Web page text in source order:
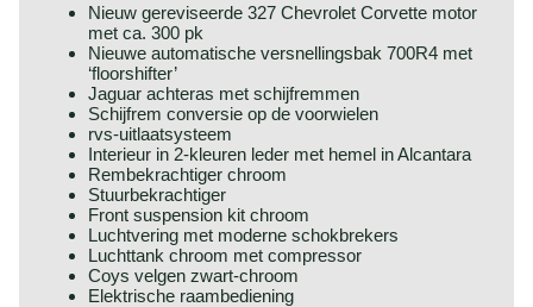
Nieuw gereviseerde 327 Chevrolet Corvette motor
met ca. 300 pk
Nieuwe automatische versnellingsbak 700R4 met
‘floorshifter’
Jaguar achteras met schijfremmen
Schijfrem conversie op de voorwielen
rvs-uitlaatsysteem
Interieur in 2-kleuren leder met hemel in Alcantara
Rembekrachtiger chroom
Stuurbekrachtiger
Front suspension kit chroom
Luchtvering met moderne schokbrekers
Luchttank chroom met compressor
Coys velgen zwart-chroom
Elektrische raambediening